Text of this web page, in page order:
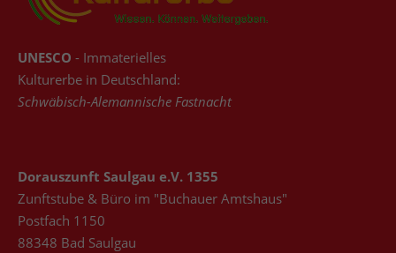
UNESCO - Immaterielles
Kulturerbe in Deutschland:
Schwäbisch-Alemannische Fastnacht
Dorauszunft Saulgau e.V. 1355
Zunftstube & Büro im "Buchauer Amtshaus"
Postfach 1150
88348 Bad Saulgau